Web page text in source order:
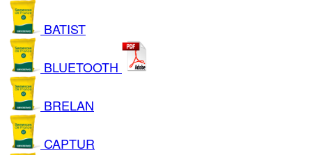
BATIST
BLUETOOTH
BRELAN
CAPTUR